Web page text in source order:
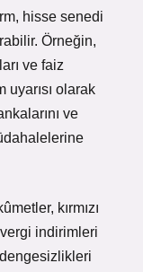
hisse senedi
Örneğin,
ve faiz
uyarısı olarak
ve
kırmızı
vergi indirimleri